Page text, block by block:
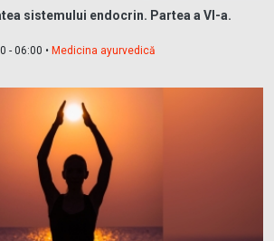
sistemului endocrin. Partea a VI-a.
- 06:00 • Medicina ayurvedică